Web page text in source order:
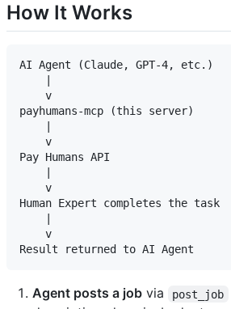
How It Works
AI Agent (Claude, GPT-4, etc.)
    v
payhumans-mcp (this server)
    v
Pay Humans API
    v
Human Expert completes the task
    v
Agent posts a job via post_job